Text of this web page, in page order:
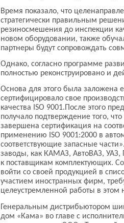
Время показало, что
стратегически правильным
резиносмешения до инспекции
новом оборудовании, также
партнеры будут сопровождать
Однако, согласно программе
полностью реконструировано и
Основа для этого была
сертифицировало свое
качества ISO 9001.После этого
получало подтверждение того,
завершена сертификация на
применению ISO 9001:2000 в
соответствующие запасные
заводы, как КАМАЗ, АвтоВАЗ, УАЗ,
к поставщикам комплектующих.
войти со своей продукцией в
участием иностранных фирм,
целеустремленной работы в этом
Генеральным дистрибьютором
дом «Кама» во главе с